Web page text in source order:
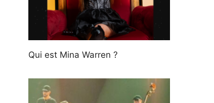
Qui est Mina Warren ?